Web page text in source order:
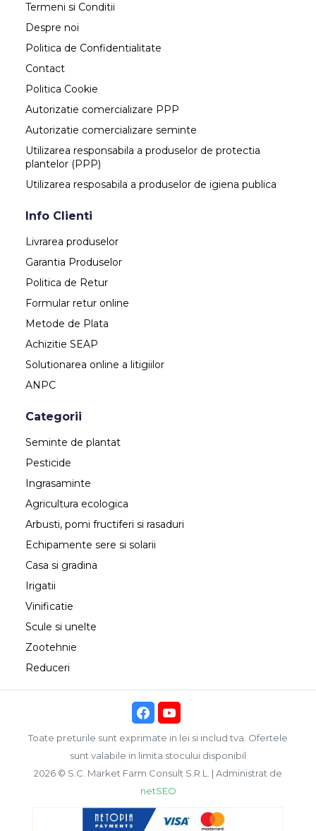
Termeni si Conditii
Despre noi
Politica de Confidentialitate
Contact
Politica Cookie
Autorizatie comercializare PPP
Autorizatie comercializare seminte
Utilizarea responsabila a produselor de protectia
plantelor (PPP)
Utilizarea resposabila a produselor de igiena publica
Info Clienti
Livrarea produselor
Garantia Produselor
Politica de Retur
Formular retur online
Metode de Plata
Achizitie SEAP
Solutionarea online a litigiilor
ANPC
Categorii
Seminte de plantat
Pesticide
Ingrasaminte
Agricultura ecologica
Arbusti, pomi fructiferi si rasaduri
Echipamente sere si solarii
Casa si gradina
Irigatii
Vinificatie
Scule si unelte
Zootehnie
Reduceri
Toate preturile sunt exprimate in lei si includ tva. Ofertele
sunt valabile in limita stocului disponibil
2026 © S.C. Market Farm Consult S.R.L. | Administrat de
netSEO